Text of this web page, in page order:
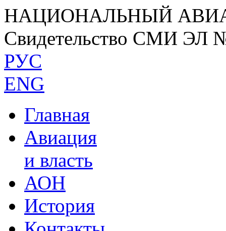
НАЦИОНАЛЬНЫЙ
Свидетельство СМИ ЭЛ
РУС
ENG
Главная
Авиация
и власть
АОН
История